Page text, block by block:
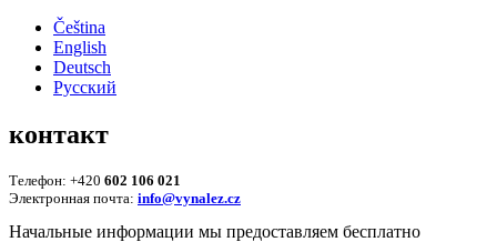
Čeština
English
Deutsch
Русский
контакт
Телефон: +420 602 106 021
Электронная почта: info@vynalez.cz
Начальные информации мы предоставляем беcплатно